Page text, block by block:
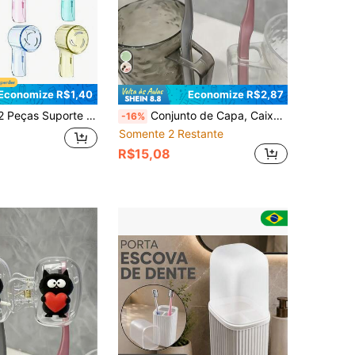
R$1,40
Escova de Dentes, Estojo Respirável e à Prova de Poeira para Escova de Dentes, Adequado para Férias, Camping, Volta às Aulas, Acessórios de Viagem de Verão, Acessórios de Banheiro, Itens Essenciais de Viagem
Economize R$2,87
-16% Conjunto de Capa, Caixa de Armazenamento e Suporte para Escova de Dentes Portátil com Padrão Fofo de Vaca Sorridente, Formato de Coração e Copo para Escova de Dentes. Acessório Essencial de Banheiro para Casa, Viagens de Negócios, Uso Diário e Aventura ao Ar Livre. Uma Caixa de Armazenamento de Escova de Dentes Portátil Perfeita para o Cuidado Diário da Escova de Dentes, Uma Caixa de Armazenamento Fofa com Tema de Animais de Estimação, Uma Capa Decorativa para Escova de Dentes e Uma Solução de Armazenamento Compacta.
Somente 2 Restante
R$15,08